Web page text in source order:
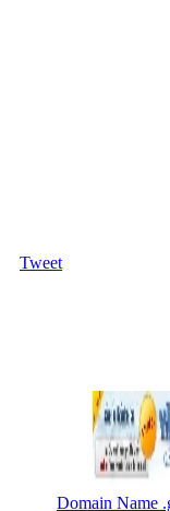
Tweet
Stainless sor #teel